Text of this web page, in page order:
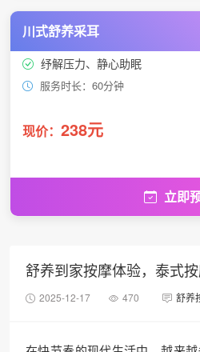
川式舒养采耳
纾解压力、静心助眠
服务时长：60分钟
现价： 238元
立即
舒养到家按摩体验，泰式
2025-12-17 470 舒养